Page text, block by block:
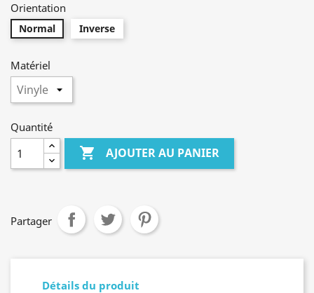
Orientation
Normal Inverse
Matériel
Quantité
 AJOUTER AU PANIER
Partager
Détails du produit